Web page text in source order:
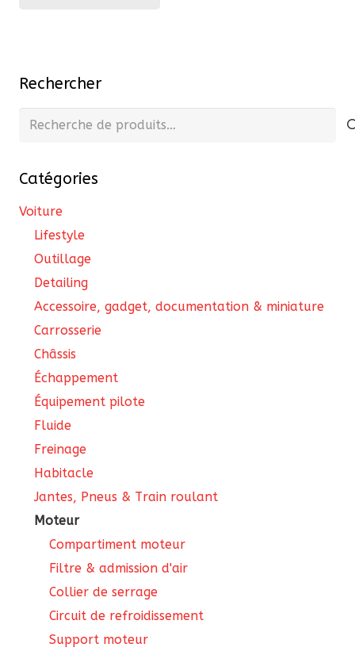
Rechercher
Recherche
Catégories
Voiture
Lifestyle
Outillage
Detailing
Accessoire, gadget, documentation & miniature
Carrosserie
Châssis
Échappement
Équipement pilote
Fluide
Freinage
Habitacle
Jantes, Pneus & Train roulant
Moteur
Compartiment moteur
Filtre & admission d'air
Collier de serrage
Circuit de refroidissement
Support moteur